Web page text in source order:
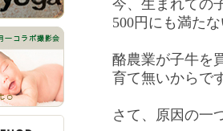
今、生まれての
500円にも満た
酪農業が子牛を
育て無いからで
さて、原因の一